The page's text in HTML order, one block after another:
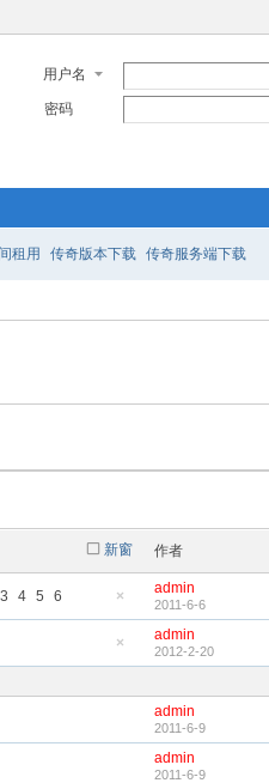
用户名
密码
租用 传奇版本下载 传奇服务端下载
新窗 作者
藏
置
帖
3 4 5 6 admin
2011-6-6
藏
顶
admin
2012-2-20
admin
2011-6-9
admin
2011-6-9